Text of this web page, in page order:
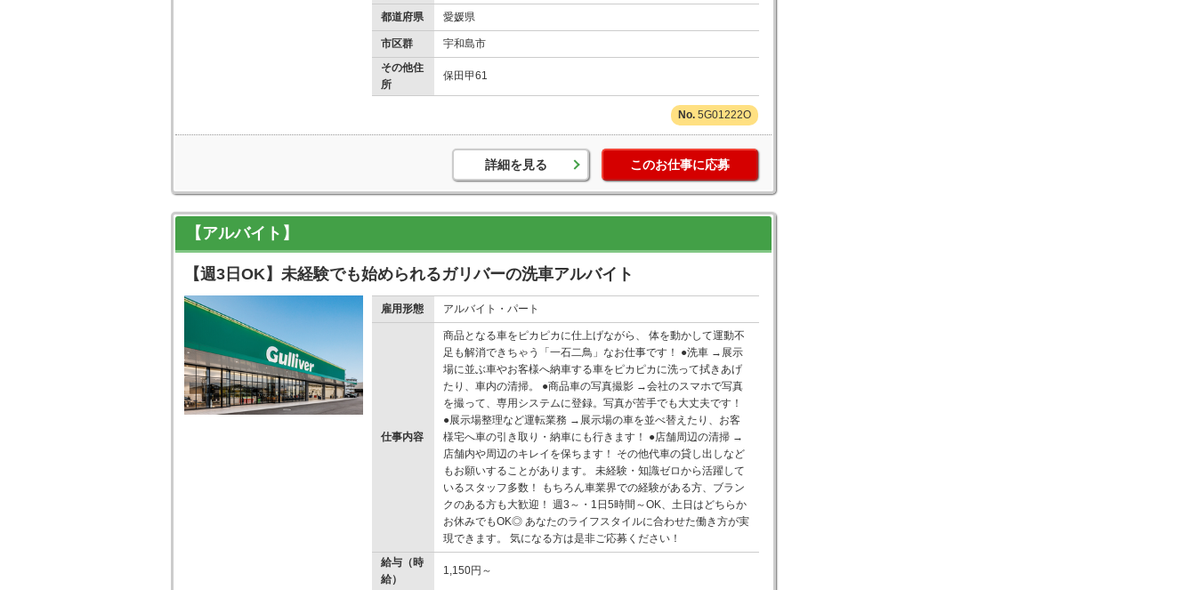
都道府県 愛媛県
市区群
宇和島市
その他住
所
保田甲61
5G01222O
詳細を見る このお仕事に応募
【アルバイト】
【週3日OK】未経験でも始められるガリバーの洗車アルバイト
雇用形態 アルバイト・パート
仕事内容
商品となる車をピカピカに仕上げながら、 体を動かして運動不
足も解消できちゃう「一石二鳥」なお仕事です！ ●洗車 →展示
場に並ぶ車やお客様へ納車する車をピカピカに洗って拭きあげ
たり、車内の清掃。 ●商品車の写真撮影 →会社のスマホで写真
を撮って、専用システムに登録。写真が苦手でも大丈夫です！
●展示場整理など運転業務 →展示場の車を並べ替えたり、お客
様宅へ車の引き取り・納車にも行きます！ ●店舗周辺の清掃 →
店舗内や周辺のキレイを保ちます！ その他代車の貸し出しなど
もお願いすることがあります。 未経験・知識ゼロから活躍して
いるスタッフ多数！ もちろん車業界での経験がある方、ブラン
クのある方も大歓迎！ 週3～・1日5時間～OK、土日はどちらか
お休みでもOK◎ あなたのライフスタイルに合わせた働き方が実
現できます。 気になる方は是非ご応募ください！
給与（時
給）
1,150円～